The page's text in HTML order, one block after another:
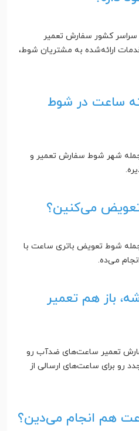
سراسر کشور سفارش تعمیر
ارائه‌شده به مشتریان شوط،
ساعت در شوط
جمله شهر شوط سفارش تعمیر و
می‌کنین؟
جمله شوط تعویض باتری ساعت با
می‌ده.
باز هم تعمیر
تعمیر ساعت‌های ضدآب رو
رو برای ساعت‌های ارسالی از
هم انجام می‌دین؟